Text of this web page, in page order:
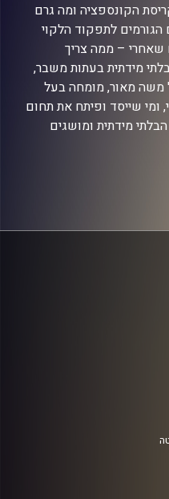
קריסת הקונספציה ומה גרם
לתפקוד הלקוי
– ממה צריך
מידתית בעתות משבר,
משה מאור, מומחה בעל
ומי שייסד ופיתח את תחום
מידתית ומושגים